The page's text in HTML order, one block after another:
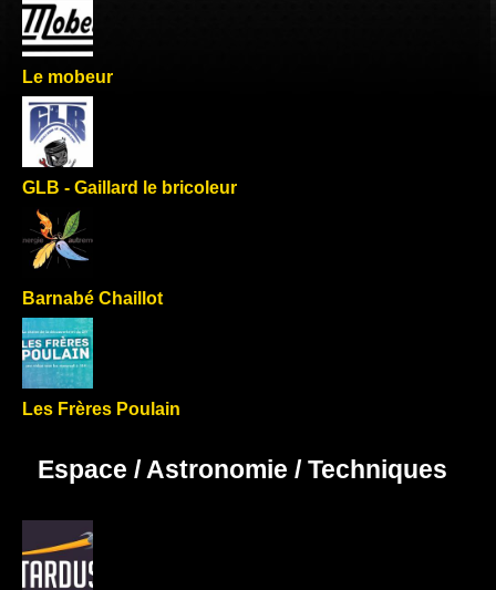
Le mobeur
GLB - Gaillard le bricoleur
Barnabé Chaillot
Les Frères Poulain
Espace / Astronomie / Techniques